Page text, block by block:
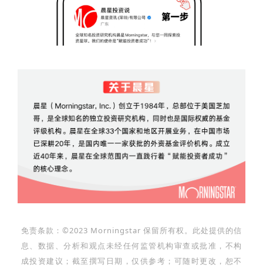
免责条款：©2023 Morningstar 保留所有权。此处提供的信
息、数据、分析和观点未经任何监管机构审查或批准，不构
成投资建议；截至撰写日期，仅供参考；可随时更改，恕不